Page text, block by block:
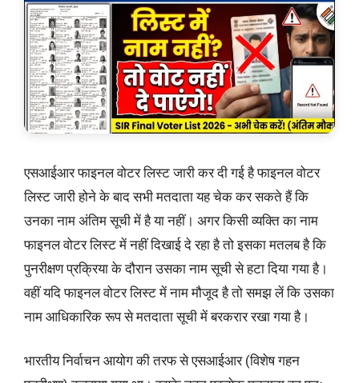
एसआईआर फाइनल वोटर लिस्ट जारी कर दी गई है फाइनल वोटर
लिस्ट जारी होने के बाद सभी मतदाता यह चेक कर सकते हैं कि
उनका नाम अंतिम सूची में है या नहीं। अगर किसी व्यक्ति का नाम
फाइनल वोटर लिस्ट में नहीं दिखाई दे रहा है तो इसका मतलब है कि
पुनरीक्षण प्रक्रिया के दौरान उसका नाम सूची से हटा दिया गया है।
वहीं यदि फाइनल वोटर लिस्ट में नाम मौजूद है तो समझ लें कि उसका
नाम आधिकारिक रूप से मतदाता सूची में बरकरार रखा गया है।
भारतीय निर्वाचन आयोग की तरफ से एसआईआर (विशेष गहन